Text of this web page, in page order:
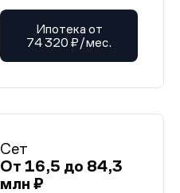
Ипотека от
74 320 ₽/мес.
Сет
От 16,5 до 84,3
млн ₽